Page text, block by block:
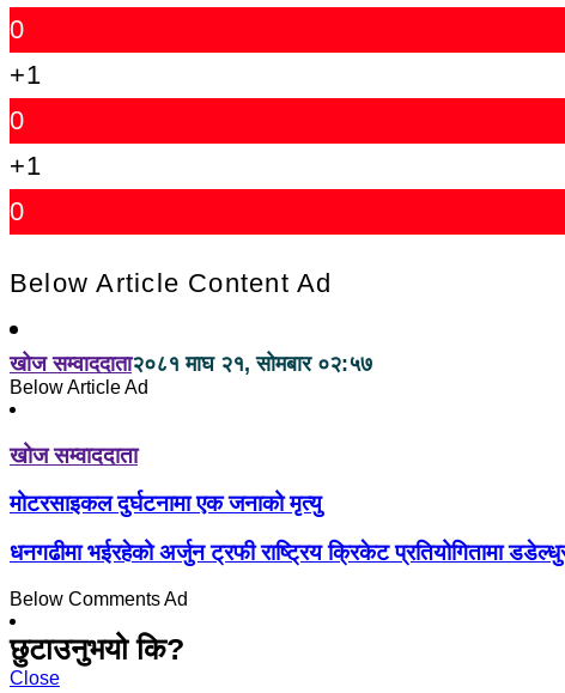
0
+1
0
+1
0
Below Article Content Ad
खोज सम्वाददाता२०८१ माघ २१, सोमबार ०२:५७
Below Article Ad
खोज सम्वाददाता
मोटरसाइकल दुर्घटनामा एक जनाको मृत्यु
धनगढीमा भईरहेको अर्जुन ट्रफी राष्ट्रिय क्रिकेट प्रतियोगितामा
Below Comments Ad
छुटाउनुभयो कि?
Close